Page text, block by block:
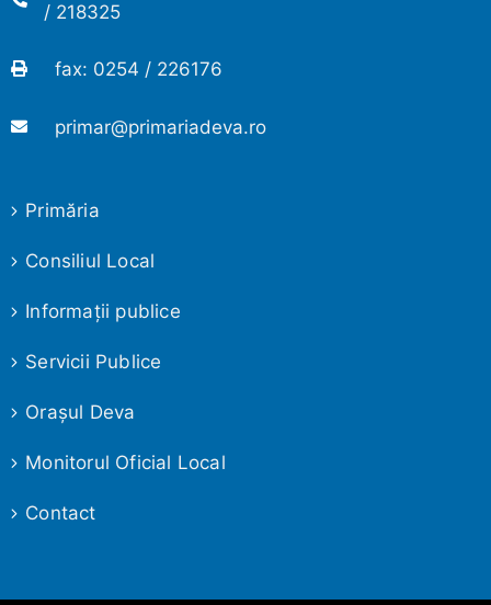
/ 218325
fax: 0254 / 226176
primar@primariadeva.ro
Primăria
Consiliul Local
Informaţii publice
Servicii Publice
Oraşul Deva
Monitorul Oficial Local
Contact